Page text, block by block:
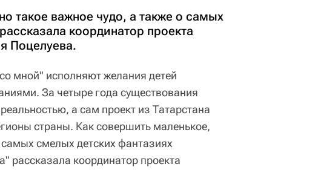
такое важное чудо, а также о самых
координатор проекта
Поцелуева.
мной" исполняют желания детей
За четыре года существования
а сам проект из Татарстана
страны. Как совершить маленькое,
смелых детских фантазиях
рассказала координатор проекта